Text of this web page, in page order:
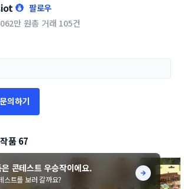
팔로우
만 원총 거래 105건
의하기
품 67
콘테스트 우승작이에요.
스트를 보러 갈까요?